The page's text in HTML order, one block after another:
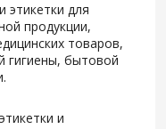
этикетки для
продукции,
товаров,
гигиены, бытовой
и